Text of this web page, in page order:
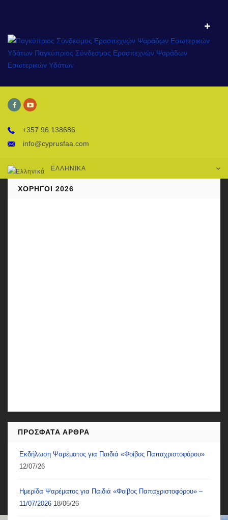
+357 96 138686
info@cyprusfaa.com
ΕΛΛΗΝΙΚΆ
ΧΟΡΗΓΟΊ 2026
ΠΡΌΣΦΑΤΑ ΆΡΘΡΑ
Εκδήλωση Ψαρέματος για Παιδιά «Φοίβος Παπαχριστοφόρου»
12/07/26
Ημερίδα Ψαρέματος για Παιδιά «Φοίβος Παπαχριστοφόρου» –
11/07/2026 18/06/26